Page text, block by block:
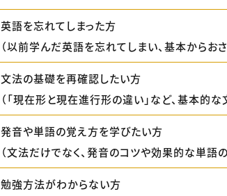
英語を忘れてしまった方
（以前学んだ英語を忘れてしまい、基本からおさ
文法の基礎を再確認したい方
（「現在形と現在進行形の違い」など、基本的
発音や単語の覚え方を学びたい方
（文法だけでなく、発音のコツや効果的な単語
勉強方法がわからない方